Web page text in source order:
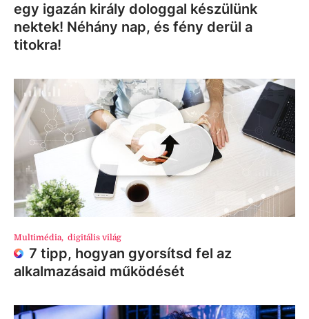
egy igazán király dologgal készülünk
nektek! Néhány nap, és fény derül a
titokra!
Multimédia, digitális világ
7 tipp, hogyan gyorsítsd fel az
alkalmazásaid működését